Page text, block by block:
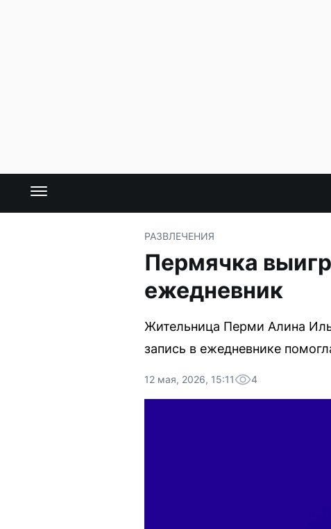
РАЗВЛЕЧЕНИЯ
Пермячка
ежедневник
Жительница Перми Алина
запись в ежедневнике
12 мая, 2026, 15:11 4